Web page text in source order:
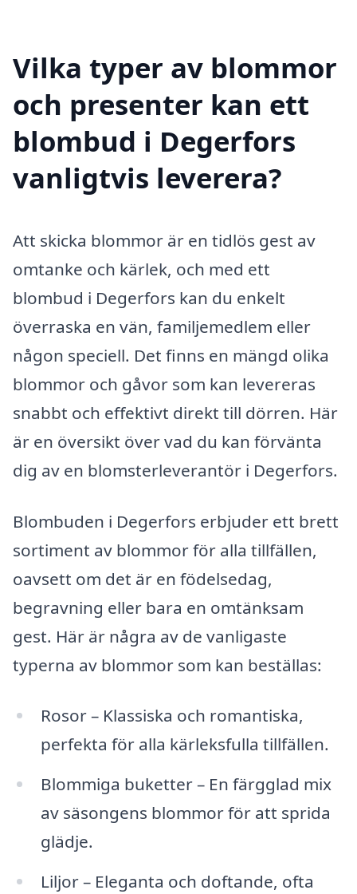
Vilka typer av blommor
och presenter kan ett
blombud i Degerfors
vanligtvis leverera?
Att skicka blommor är en tidlös gest av
omtanke och kärlek, och med ett
blombud i Degerfors kan du enkelt
överraska en vän, familjemedlem eller
någon speciell. Det finns en mängd olika
blommor och gåvor som kan levereras
snabbt och effektivt direkt till dörren. Här
är en översikt över vad du kan förvänta
dig av en blomsterleverantör i Degerfors.
Blombuden i Degerfors erbjuder ett brett
sortiment av blommor för alla tillfällen,
oavsett om det är en födelsedag,
begravning eller bara en omtänksam
gest. Här är några av de vanligaste
typerna av blommor som kan beställas:
Rosor – Klassiska och romantiska,
perfekta för alla kärleksfulla tillfällen.
Blommiga buketter – En färgglad mix
av säsongens blommor för att sprida
glädje.
Liljor – Eleganta och doftande, ofta